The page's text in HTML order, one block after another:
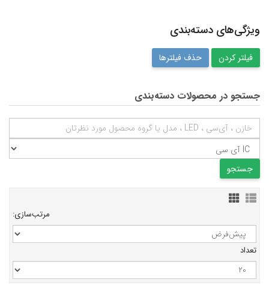
ویژگی‌های دسته‌بندی
حذف فیلترها
جستجو در محصولات دسته‌بندی
مرتب‌سازی:
تعداد